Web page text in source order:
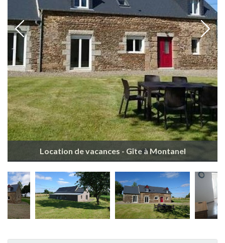
Location de vacances - Gîte à Montanel